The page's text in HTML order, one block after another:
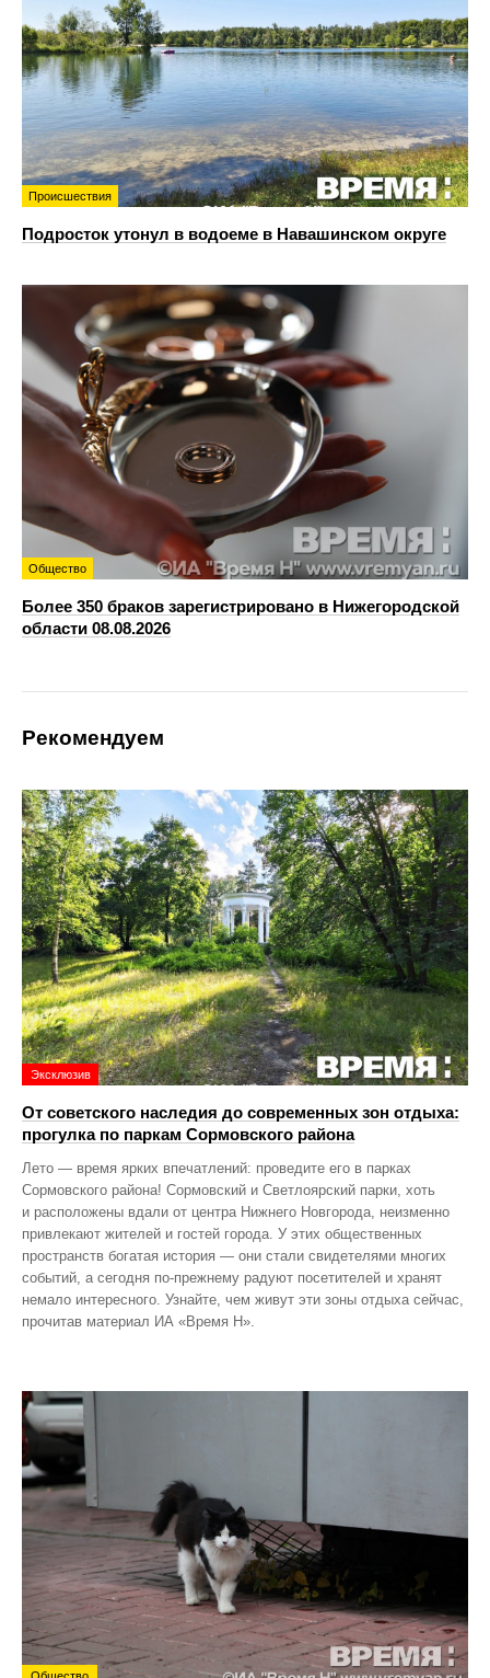
Происшествия
Подросток утонул в водоеме в Навашинском округе
Общество
Более 350 браков зарегистрировано в Нижегородской
области 08.08.2026
Рекомендуем
Эксклюзив
От советского наследия до современных зон отдыха:
прогулка по паркам Сормовского района
Лето — время ярких впечатлений: проведите его в парках
Сормовского района! Сормовский и Светлоярский парки, хоть
и расположены вдали от центра Нижнего Новгорода, неизменно
привлекают жителей и гостей города. У этих общественных
пространств богатая история — они стали свидетелями многих
событий, а сегодня по‑прежнему радуют посетителей и хранят
немало интересного. Узнайте, чем живут эти зоны отдыха сейчас,
прочитав материал ИА «Время Н».